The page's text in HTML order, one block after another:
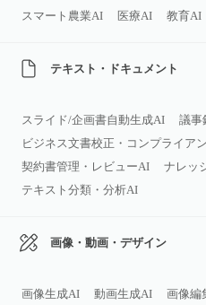
スマート農業AI
医療AI 教育AI
テキスト・ドキュメント
スライド/企画書自動生成AI 議事
ビジネス文書校正・コンプライア
契約書管理・レビューAI
ナレッ
テキスト分類・分析AI
画像・動画・デザイン
画像生成AI 動画生成AI 画像編